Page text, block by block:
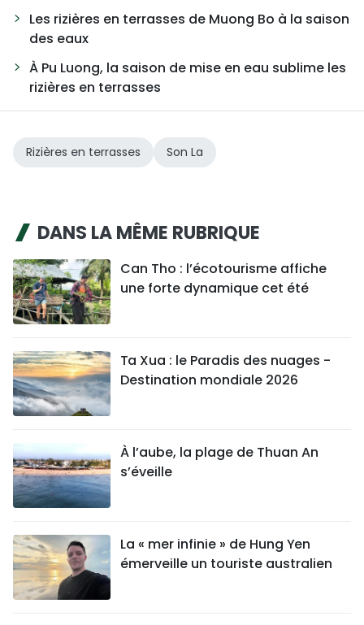
Les rizières en terrasses de Muong Bo à la saison
des eaux
À Pu Luong, la saison de mise en eau sublime les
rizières en terrasses
Rizières en terrasses Son La
DANS LA MÊME RUBRIQUE
Can Tho : l’écotourisme affiche
une forte dynamique cet été
Ta Xua : le Paradis des nuages -
Destination mondiale 2026
À l’aube, la plage de Thuan An
s’éveille
La « mer infinie » de Hung Yen
émerveille un touriste australien